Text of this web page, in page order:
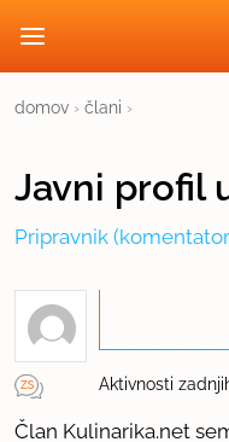
domov › člani ›
Javni profil
Pripravnik
Aktivnosti
Član Kulinarika.net